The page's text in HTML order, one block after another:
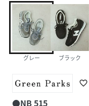
グレー ブラック
favorite_border
●NB 515